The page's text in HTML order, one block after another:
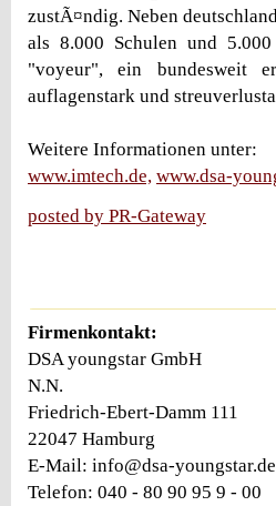
zustÃ¤ndig. Neben
als 8.000 Schulen und
"voyeur", ein bundesweit
auflagenstark und
Weitere Informationen unter:
www.imtech.de, www.dsa-
posted by PR-Gateway
Firmenkontakt:
DSA youngstar GmbH
N.N.
Friedrich-Ebert-Damm 111
22047 Hamburg
E-Mail: info@dsa-youngstar.de
Telefon: 040 - 80 90 95 9 - 00